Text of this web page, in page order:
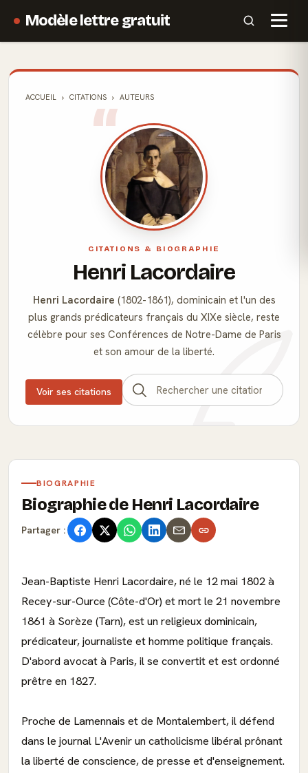
Modèle lettre gratuit
ACCUEIL CITATIONS AUTEURS
CITATIONS & BIOGRAPHIE
Henri Lacordaire
Henri Lacordaire (1802-1861), dominicain et l'un des
plus grands prédicateurs français du XIXe siècle, reste
célèbre pour ses Conférences de Notre-Dame de Paris
et son amour de la liberté.
Voir ses citations
BIOGRAPHIE
Biographie de Henri Lacordaire
Partager :
Jean-Baptiste Henri Lacordaire, né le 12 mai 1802 à
Recey-sur-Ource (Côte-d'Or) et mort le 21 novembre
1861 à Sorèze (Tarn), est un religieux dominicain,
prédicateur, journaliste et homme politique français.
D'abord avocat à Paris, il se convertit et est ordonné
prêtre en 1827.
Proche de Lamennais et de Montalembert, il défend
dans le journal L'Avenir un catholicisme libéral prônant
la liberté de conscience, de presse et d'enseignement.